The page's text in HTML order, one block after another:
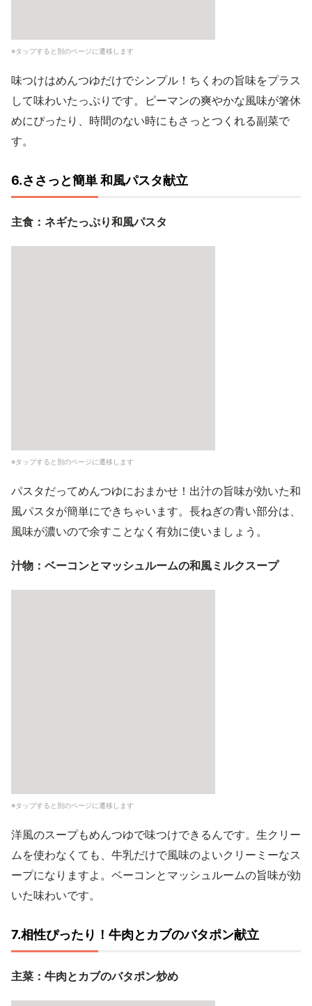
※タップすると別のページに遷移します
味つけはめんつゆだけでシンプル！ちくわの旨味をプラス
して味わいたっぷりです。ピーマンの爽やかな風味が箸休
めにぴったり、時間のない時にもさっとつくれる副菜で
す。
6.ささっと簡単 和風パスタ献立
主食：ネギたっぷり和風パスタ
※タップすると別のページに遷移します
パスタだってめんつゆにおまかせ！出汁の旨味が効いた和
風パスタが簡単にできちゃいます。長ねぎの青い部分は、
風味が濃いので余すことなく有効に使いましょう。
汁物：ベーコンとマッシュルームの和風ミルクスープ
※タップすると別のページに遷移します
洋風のスープもめんつゆで味つけできるんです。生クリー
ムを使わなくても、牛乳だけで風味のよいクリーミーなス
ープになりますよ。ベーコンとマッシュルームの旨味が効
いた味わいです。
7.相性ぴったり！牛肉とカブのバタポン献立
主菜：牛肉とカブのバタポン炒め